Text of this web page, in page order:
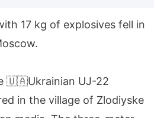
17 kg of explosives fell in
🇺🇦Ukrainian UJ-22
in the village of Zlodiyske